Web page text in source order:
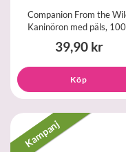
Companion From the
Kaninöron med päls,
39,90 kr
Köp
Kampanj